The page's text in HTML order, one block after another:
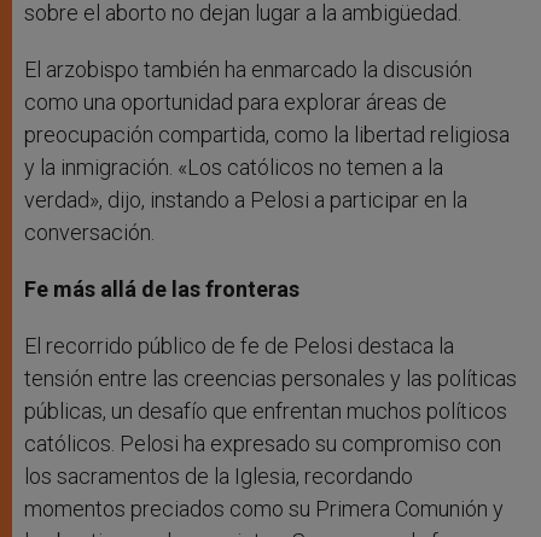
sobre el aborto no dejan lugar a la ambigüedad.
El arzobispo también ha enmarcado la discusión
como una oportunidad para explorar áreas de
preocupación compartida, como la libertad religiosa
y la inmigración. «Los católicos no temen a la
verdad», dijo, instando a Pelosi a participar en la
conversación.
Fe más allá de las fronteras
El recorrido público de fe de Pelosi destaca la
tensión entre las creencias personales y las políticas
públicas, un desafío que enfrentan muchos políticos
católicos. Pelosi ha expresado su compromiso con
los sacramentos de la Iglesia, recordando
momentos preciados como su Primera Comunión y